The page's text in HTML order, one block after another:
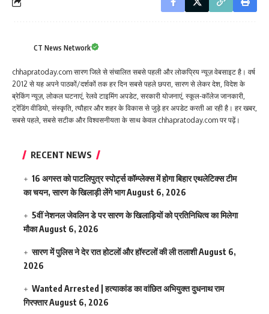
CT News Network
chhapratoday.com सारण जिले से संचालित सबसे पहली और लोकप्रिय न्यूज़ वेबसाइट है। वर्ष
2012 से यह अपने पाठकों/दर्शकों तक हर दिन सबसे पहले छपरा, सारण से लेकर देश, विदेश के
ब्रेकिंग न्यूज़, लोकल घटनाएं, रेलवे टाइमिंग अपडेट, सरकारी योजनाएं, स्कूल-कॉलेज जानकारी,
ट्रेंडिंग वीडियो, संस्कृति, त्यौहार और शहर के विकास से जुड़े हर अपडेट करती आ रही है। हर खबर,
सबसे पहले, सबसे सटीक और विश्वसनीयता के साथ केवल chhapratoday.com पर पढ़ें।
RECENT NEWS
16 अगस्त को पाटलिपुत्र स्पोर्ट्स कॉम्प्लेक्स में होगा बिहार एथलेटिक्स टीम
का चयन, सारण के खिलाड़ी लेंगे भागAugust 6, 2026
5वीं नेशनल जेवलिन डे पर सारण के खिलाड़ियों को प्रतिनिधित्व का मिलेगा
मौकाAugust 6, 2026
सारण में पुलिस ने देर रात होटलों और हॉस्टलों की ली तलाशीAugust 6,
2026
Wanted Arrested | हत्याकांड का वांछित अभियुक्त दुधनाथ राम
गिरफ्तारAugust 6, 2026